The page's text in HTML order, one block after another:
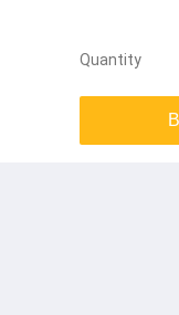
Quantity